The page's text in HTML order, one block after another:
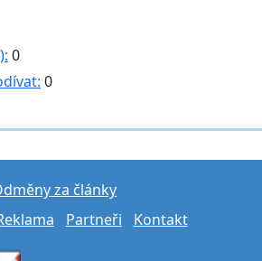
0
0
za články
Partneři Kontakt